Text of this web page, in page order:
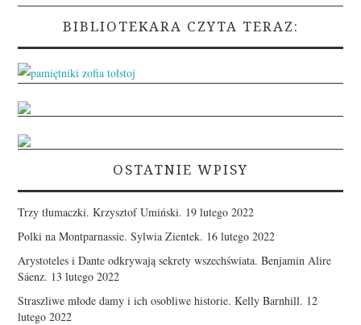
BIBLIOTEKARA CZYTA TERAZ:
OSTATNIE WPISY
Trzy tłumaczki. Krzysztof Umiński. 19 lutego 2022
Polki na Montparnassie. Sylwia Zientek. 16 lutego 2022
Arystoteles i Dante odkrywają sekrety wszechświata. Benjamin Alire
Sáenz. 13 lutego 2022
Straszliwe młode damy i ich osobliwe historie. Kelly Barnhill. 12
lutego 2022